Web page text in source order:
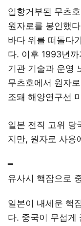
입항거부된 무츠
원자로를 봉인했
바다 위를 떠돌다
다. 이후 1993년
기관 기술과 운영
무츠호에서 원자
조돼 해양연구선
일본 전직 고위 당
지만, 원자로 사용
━
유사시 핵잠으로
일본이 내세운 핵
다. 중국이 무섭게